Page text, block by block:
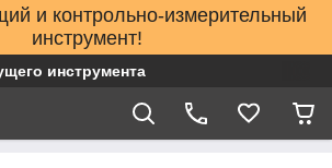
и контрольно-измерительный
инструмент!
инструмента